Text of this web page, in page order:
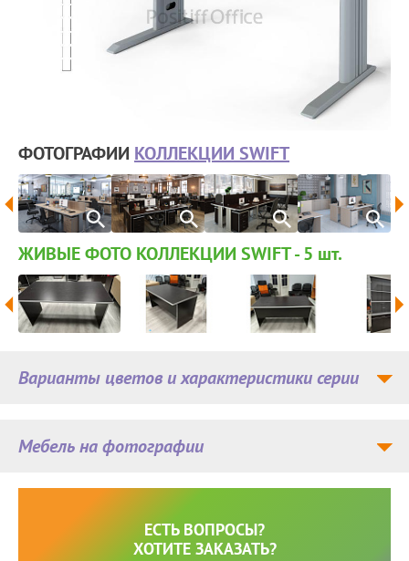
ФОТОГРАФИИ КОЛЛЕКЦИИ SWIFT
ЖИВЫЕ ФОТО КОЛЛЕКЦИИ SWIFT - 5 шт.
Мебель на фотографии
Варианты цветов и характеристики серии
ЕСТЬ ВОПРОСЫ?
ХОТИТЕ ЗАКАЗАТЬ?